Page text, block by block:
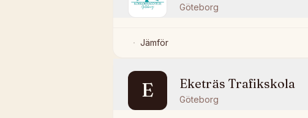
Göteborg
Jämför
E Eketräs Trafikskola
Göteborg